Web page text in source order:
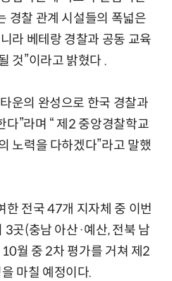
경찰 관계 시설들의 폭넓은
라 베테랑 경찰과 공동 교육
것”이라고 밝혔다 .
운의 완성으로 한국 경찰과
다”라며 “ 제2 중앙경찰학교
노력을 다하겠다”라고 말했
한 전국 47개 지자체 중 이번
곳(충남 아산·예산, 전북 남
월 중 2차 평가를 거쳐 제2
마칠 예정이다.